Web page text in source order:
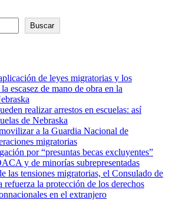
Buscar
de leyes migratorias y los
escasez de mano de obra en la
realizar arrestos en escuelas: así
de Nebraska
a la Guardia Nacional de
migratorias
por “presuntas becas excluyentes”
y de minorías subrepresentadas
las tensiones migratorias, el Consulado de
refuerza la protección de los derechos
en el extranjero